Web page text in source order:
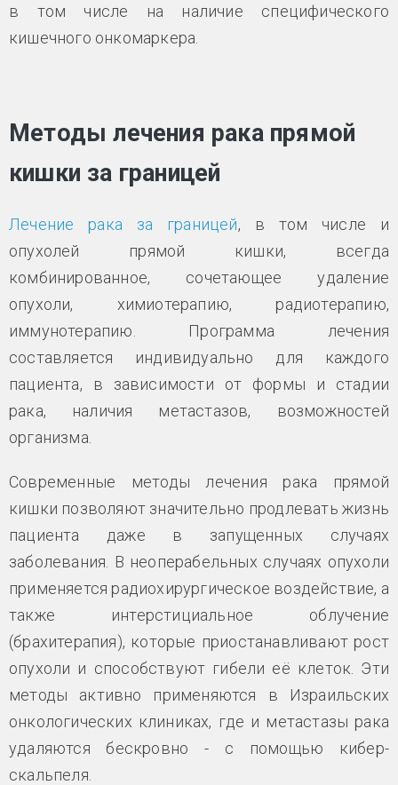
в том числе на наличие специфического
кишечного онкомаркера.
Методы лечения рака прямой
кишки за границей
Лечение рака за границей, в том числе и
опухолей прямой кишки, всегда
комбинированное, сочетающее удаление
опухоли, химиотерапию, радиотерапию,
иммунотерапию. Программа лечения
составляется индивидуально для каждого
пациента, в зависимости от формы и стадии
рака, наличия метастазов, возможностей
организма.
Современные методы лечения рака прямой
кишки позволяют значительно продлевать жизнь
пациента даже в запущенных случаях
заболевания. В неоперабельных случаях опухоли
применяется радиохирургическое воздействие, а
также интерстициальное облучение
(брахитерапия), которые приостанавливают рост
опухоли и способствуют гибели её клеток. Эти
методы активно применяются в Израильских
онкологических клиниках, где и метастазы рака
удаляются бескровно - с помощью кибер-
скальпеля.